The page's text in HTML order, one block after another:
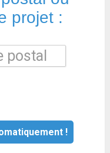
projet :
!